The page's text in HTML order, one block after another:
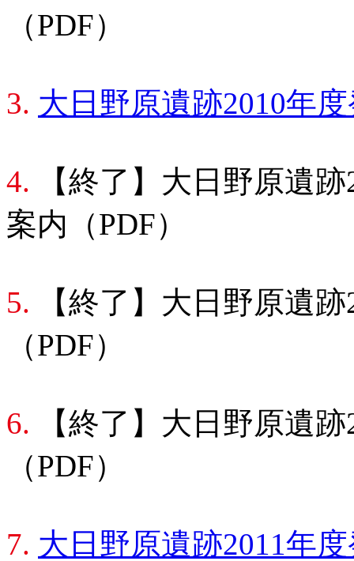
（PDF）
3. 大日野原遺跡2010年
4.
【終了】大日野原遺
案内（PDF）
5.
【終了】大日野原遺
（PDF）
6.
【終了】大日野原遺
（PDF）
7. 大日野原遺跡2011年